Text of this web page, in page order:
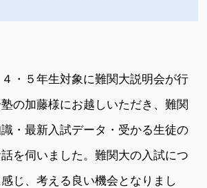
・５年生対象に難関大説明会が行
の加藤様にお越しいただき、難関
・最新入試データ・受かる生徒の
を伺いました。難関大の入試につ
じ、考える良い機会となりまし